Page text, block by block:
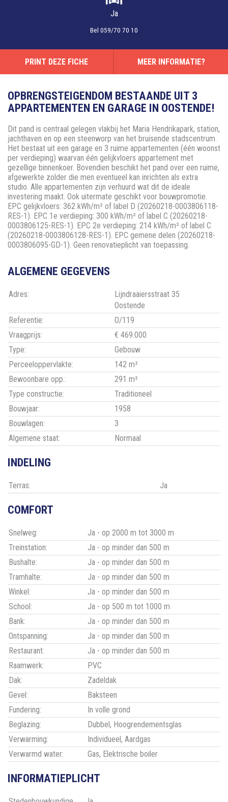
Ja
Bel 059/70 70 10
PRINT DEZE FICHE MEER INFORMATIE?
OPBRENGSTEIGENDOM BESTAANDE UIT 3
APPARTEMENTEN EN GARAGE IN OOSTENDE!
Dit pand is centraal gelegen vlakbij het Maria Hendrikapark, station,
jachthaven en op een steenworp van het bruisende stadscentrum.
Het bestaat uit een garage en 3 ruime appartementen (één woonst
per verdieping) waarvan één gelijkvloers appartement met
gezellige binnenkoer. Bovendien beschikt het pand over een ruime,
afgewerkte zolder die men eventueel kan inrichten als extra
studio. Alle appartementen zijn verhuurd wat dit de ideale
investering maakt. Ook uitermate geschikt voor bouwpromotie.
EPC gelijkvloers: 362 kWh/m² of label D (20260218-0003806118-
RES-1). EPC 1e verdieping: 300 kWh/m² of label C (20260218-
0003806125-RES-1). EPC 2e verdieping: 214 kWh/m² of label C
(20260218-0003806128-RES-1). EPC gemene delen (20260218-
0003806095-GD-1). Geen renovatieplicht van toepassing.
ALGEMENE GEGEVENS
Adres:
Lijndraaiersstraat 35
Oostende
Referentie:
O/119
Vraagprijs:
€ 469.000
Type:
Gebouw
Perceeloppervlakte:
142 m²
Bewoonbare opp.:
291 m²
Type constructie:
Traditioneel
Bouwjaar:
1958
Bouwlagen:
3
Algemene staat:
Normaal
INDELING
Terras: Ja
COMFORT
Snelweg:
Ja - op 2000 m tot 3000 m
Treinstation:
Ja - op minder dan 500 m
Bushalte:
Ja - op minder dan 500 m
Tramhalte:
Ja - op minder dan 500 m
Winkel:
Ja - op minder dan 500 m
School:
Ja - op 500 m tot 1000 m
Bank:
Ja - op minder dan 500 m
Ontspanning:
Ja - op minder dan 500 m
Restaurant:
Ja - op minder dan 500 m
Raamwerk:
PVC
Dak:
Zadeldak
Gevel:
Baksteen
Fundering:
In volle grond
Beglazing:
Dubbel, Hoogrendementsglas
Verwarming:
Individueel, Aardgas
Verwarmd water:
Gas, Elektrische boiler
INFORMATIEPLICHT